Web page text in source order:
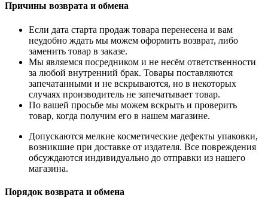
Причины возврата и обмена
Если дата старта продаж товара перенесена и вам
неудобно ждать мы можем оформить возврат, либо
заменить товар в заказе.
Мы являемся посредником и не несём ответственности
за любой внутренний брак. Товары поставляются
запечатанными и не вскрываются, но в некоторых
случаях производитель не запечатывает товар.
По вашей просьбе мы можем вскрыть и проверить
товар, когда получим его в нашем магазине.
Допускаются мелкие косметические дефекты упаковки,
возникшие при доставке от издателя. Все повреждения
обсуждаются индивидуально до отправки из нашего
магазина.
Порядок возврата и обмена